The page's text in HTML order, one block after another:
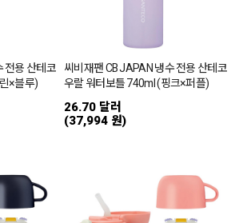
전용 산테코
×블루)
씨비재팬 CB JAPAN 냉수 전용 산테코
우랄 워터보틀 740ml (핑크×퍼플)
26.70 달러
(37,994 원)